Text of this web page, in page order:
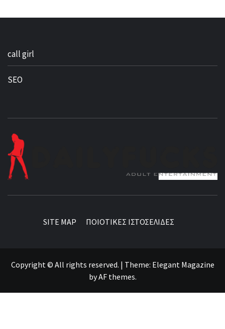
call girl
SEO
SITE MAP ΠΟΙΟΤΙΚΕΣ ΙΣΤΟΣΕΛΙΔΕΣ
Copyright © All rights reserved. | Theme: Elegant Magazine
byAF themes.